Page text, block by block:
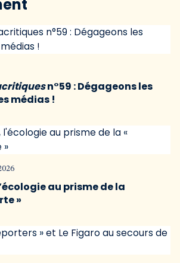
n°59 : Dégageons les
médias !
au prisme de la
»